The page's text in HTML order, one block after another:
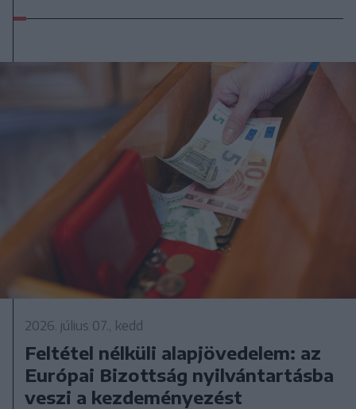
2026. július 07., kedd
Feltétel nélküli alapjövedelem: az
Európai Bizottság nyilvántartásba
veszi a kezdeményezést